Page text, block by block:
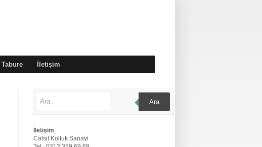
Tabure İletişim
Ara
İletişim
Calsit Koltuk Sanayi